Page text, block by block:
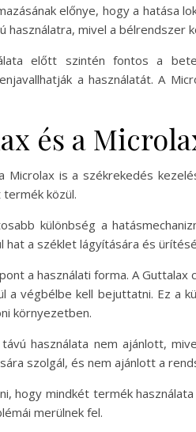
előnye, hogy a hatása
használatra, mivel a bélrendszer
előtt szintén fontos a
a használatát. A
és a
Microlax is a székrekedés
közül.
különbség a
hat a széklet lágyítására és
a használati forma. A
a végbélbe kell bejuttatni. Ez a
környezetben.
használata nem ajánlott,
szolgál, és nem ajánlott a
hogy mindkét termék
merülnek fel.